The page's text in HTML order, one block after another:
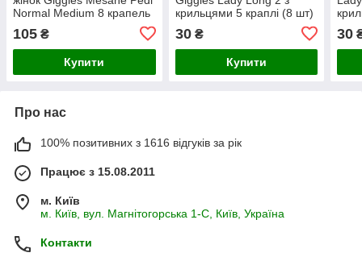
Normal Medium 8 крапель
105 ₴
Купити
крильцями 5 краплі (8 шт)
30₴
Купити
30
Про нас
100% позитивних з 1616 відгуків за рік
Працює з 15.08.2011
м. Київ
м. Київ, вул. Магнітогорська 1-С, Київ, Україна
Контакти